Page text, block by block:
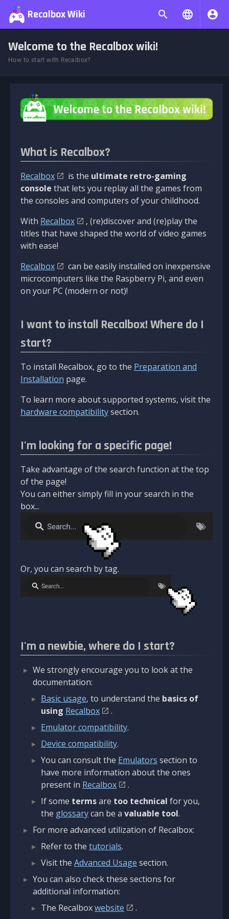
Recalbox Wiki
Welcome to the Recalbox wiki!
How to start with Recalbox?
What is Recalbox?
Recalbox is the ultimate retro-gaming
console that lets you replay all the games from
the consoles and computers of your childhood.
With Recalbox
, (re)discover and (re)play the
titles that have shaped the world of video games
with ease!
Recalbox
can be easily installed on inexpensive
microcomputers like the Raspberry Pi, and even
on your PC (modern or not)!
I want to install Recalbox! Where do I
start?
To install Recalbox, go to the Preparation and
Installation page.
To learn more about supported systems, visit the
hardware compatibilitysection.
I'm looking for a specific page!
Take advantage of the search function at the top
of the page!
You can either simply fill in your search in the
box...
Or, you can search by tag.
I'm a newbie, where do I start?
We strongly encourage you to look at the
documentation:
Basic usage, to understand the basics of
using Recalbox
.
Emulator compatibility.
Device compatibility.
You can consult the Emulators section to
have more information about the ones
present in Recalbox
.
If some termsare too technical for you,
the glossarycan be a valuable tool.
For more advanced utilization of Recalbox:
Refer to the tutorials.
Visit the Advanced Usage section.
You can also check these sections for
additional information:
The Recalboxwebsite
.